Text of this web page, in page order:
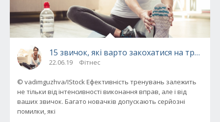
15 звичок, які варто закохатися на
22.06.19 Фітнес
© vadimguzhva/IStock Ефективність тренувань залежить
не тільки від інтенсивності виконання вправ, але і від
ваших звичок. Багато новачків допускають серйозні
помилки, які